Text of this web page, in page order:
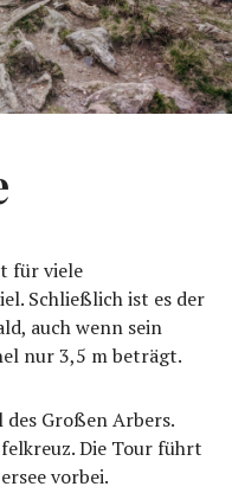
für viele
Schließlich ist es der
auch wenn sein
nur 3,5 m beträgt.
Großen Arbers.
Die Tour führt
vorbei.